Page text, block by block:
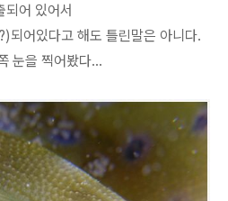
되어 있어서
되어있다고 해도 틀린말은 아니다.
눈을 찍어봤다...